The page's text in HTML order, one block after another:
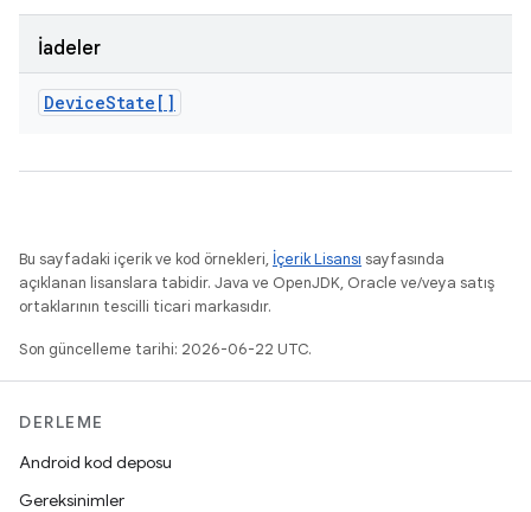
İadeler
DeviceState[]
Bu sayfadaki içerik ve kod örnekleri, İçerik Lisansı sayfasında
açıklanan lisanslara tabidir. Java ve OpenJDK, Oracle ve/veya satış
ortaklarının tescilli ticari markasıdır.
Son güncelleme tarihi: 2026-06-22 UTC.
DERLEME
Android kod deposu
Gereksinimler